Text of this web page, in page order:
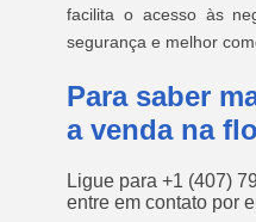
facilita o acesso às
segurança e melhor
Para saber
a venda na
Ligue para +1 (407)
entre em contato por